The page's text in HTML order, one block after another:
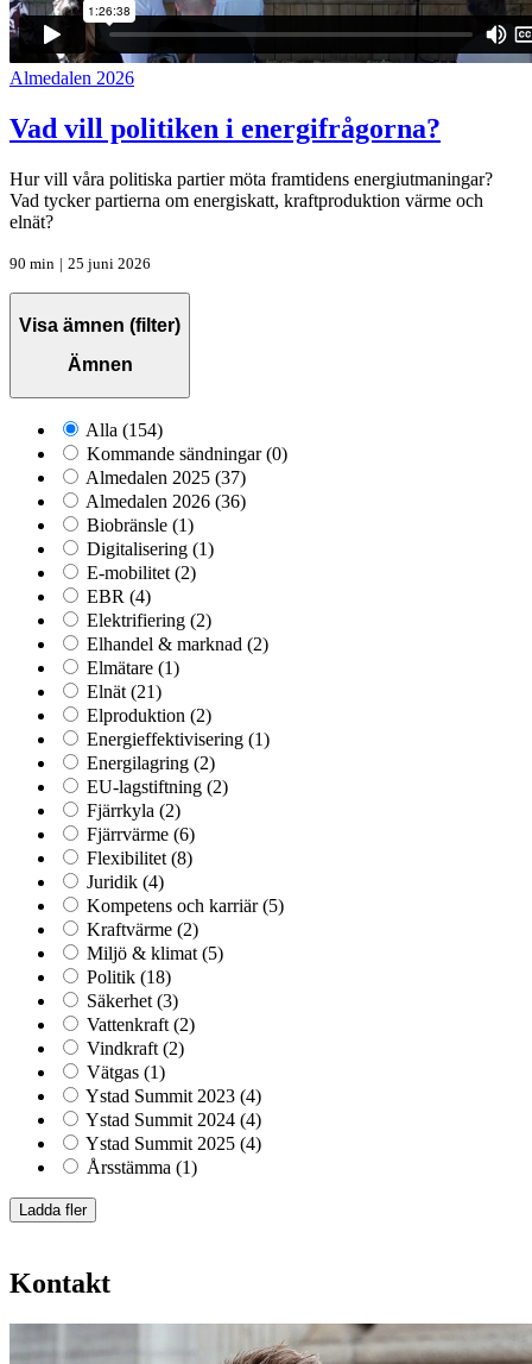
Almedalen 2026
Vad vill politiken i energifrågorna?
Hur vill våra politiska partier möta framtidens energiutmaningar?
Vad tycker partierna om energiskatt, kraftproduktion värme och
elnät?
90 min | 25 juni 2026
Visa ämnen (filter)
Ämnen
Alla (154)
Kommande sändningar (0)
Almedalen 2025 (37)
Almedalen 2026 (36)
Biobränsle (1)
Digitalisering (1)
E-mobilitet (2)
EBR (4)
Elektrifiering (2)
Elhandel & marknad (2)
Elmätare (1)
Elnät (21)
Elproduktion (2)
Energieffektivisering (1)
Energilagring (2)
EU-lagstiftning (2)
Fjärrkyla (2)
Fjärrvärme (6)
Flexibilitet (8)
Juridik (4)
Kompetens och karriär (5)
Kraftvärme (2)
Miljö & klimat (5)
Politik (18)
Säkerhet (3)
Vattenkraft (2)
Vindkraft (2)
Vätgas (1)
Ystad Summit 2023 (4)
Ystad Summit 2024 (4)
Ystad Summit 2025 (4)
Årsstämma (1)
Ladda fler
Kontakt